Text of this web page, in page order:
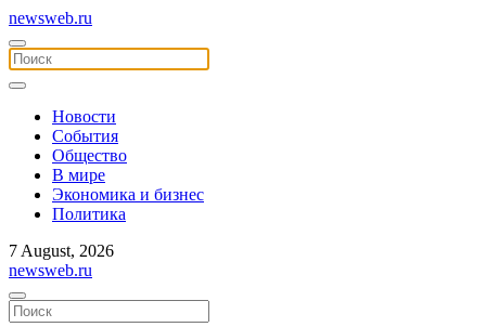
newsweb.ru
Новости
События
Общество
В мире
Экономика и бизнес
Политика
7 August, 2026
newsweb.ru